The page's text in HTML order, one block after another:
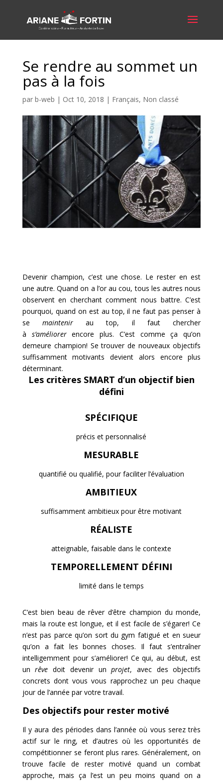
Se rendre au sommet un
pas à la fois
par b-web | Oct 10, 2018 | Français, Non classé
Devenir champion, c’est une chose. Le rester en est
une autre. Quand on a l’or au cou, tous les autres nous
observent en cherchant comment nous battre. C’est
pourquoi, quand on est au top, il ne faut pas penser à
semaintenir au top, il faut chercher
à s’améliorerencore plus. C’est comme ça qu’on
demeure champion! Se trouver de nouveaux objectifs
suffisamment motivants devient alors encore plus
déterminant.
Les critères SMART d’un objectif bien
défini
SPÉCIFIQUE
précis et personnalisé
MESURABLE
quantifié ou qualifié, pour faciliter l’évaluation
AMBITIEUX
suffisamment ambitieux pour être motivant
RÉALISTE
atteignable, faisable dans le contexte
TEMPORELLEMENT DÉFINI
limité dans le temps
C’est bien beau de rêver d’être champion du monde,
mais la route est longue, et il est facile de s’égarer! Ce
n’est pas parce qu’on sort du gym fatigué et en sueur
qu’on a fait les bonnes choses. Il faut s’entraîner
intelligemment pour s’améliorer! Ce qui, au début, est
unrêve doit devenir unprojet, avec des objectifs
concrets dont vous vous rapprochez un peu chaque
jour de l’année par votre travail.
Des objectifs pour rester motivé
Il y aura des périodes dans l’année où vous serez très
actif sur le ring, et d’autres où les opportunités de
compétitionner se feront plus rares. Généralement, on
trouve facile de rester motivé quand un combat
approche, mais ça l’est un peu moins quand on a